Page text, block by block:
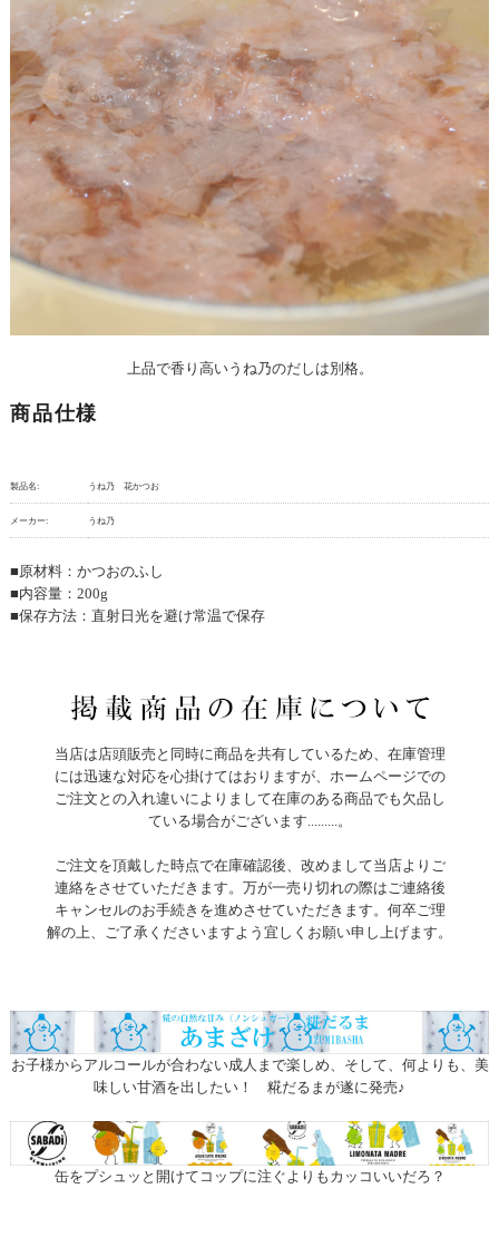
上品で香り高いうね乃のだしは別格。
商品仕様
製品名: うね乃 花かつお
メーカー: うね乃
■原材料：かつおのふし
■内容量：200g
■保存方法：直射日光を避け常温で保存
当店は店頭販売と同時に商品を共有しているため、在庫管理
には迅速な対応を心掛けてはおりますが、ホームページでの
ご注文との入れ違いによりまして在庫のある商品でも欠品し
ている場合がございます.........。
ご注文を頂戴した時点で在庫確認後、改めまして当店よりご
連絡をさせていただきます。万が一売り切れの際はご連絡後
キャンセルのお手続きを進めさせていただきます。何卒ご理
解の上、ご了承くださいますよう宜しくお願い申し上げます。
お子様からアルコールが合わない成人まで楽しめ、そして、何よりも、美
味しい甘酒を出したい！ 糀だるまが遂に発売♪
缶をプシュッと開けてコップに注ぐよりもカッコいいだろ？